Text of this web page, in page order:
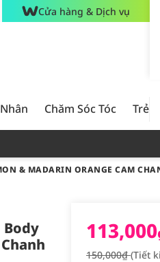
Cửa hàng & Dịch vụ
Chăm Sóc Tóc Trẻ Em
& MADARIN ORANGE CAM
Body
113,000
150,000₫(Tiết